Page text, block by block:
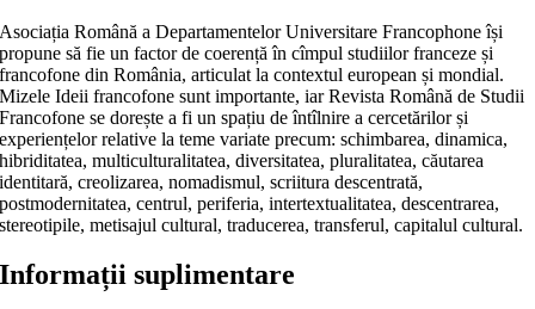
Asociația Română a Departamentelor Universitare Francophone își
propune să fie un factor de coerență în cîmpul studiilor franceze și
francofone din România, articulat la contextul european și mondial.
Mizele Ideii francofone sunt importante, iar Revista Română de Studii
Francofone se dorește a fi un spațiu de întîlnire a cercetărilor și
experiențelor relative la teme variate precum: schimbarea, dinamica,
hibriditatea, multiculturalitatea, diversitatea, pluralitatea, căutarea
identitară, creolizarea, nomadismul, scriitura descentrată,
postmodernitatea, centrul, periferia, intertextualitatea, descentrarea,
stereotipile, metisajul cultural, traducerea, transferul, capitalul cultural.
Informații suplimentare